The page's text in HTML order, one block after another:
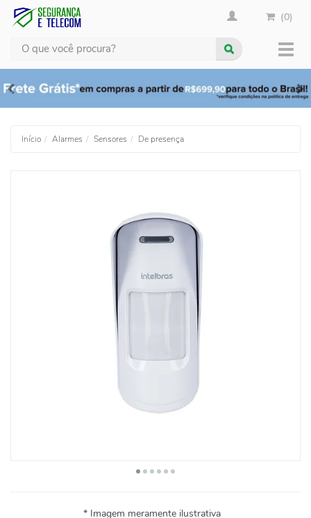
(0)
Busca
Início Alarmes Sensores De presença